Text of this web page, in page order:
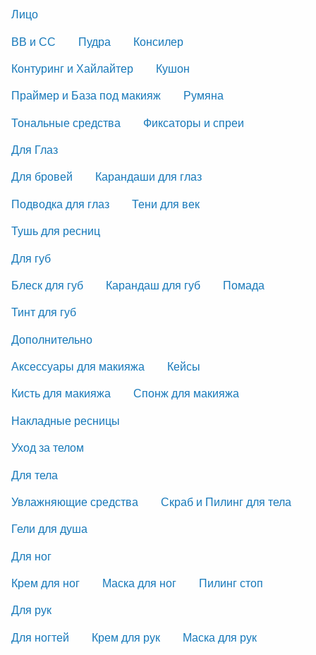
Лицо
ВВ и СС
Пудра
Консилер
Контуринг и Хайлайтер
Кушон
Праймер и База под макияж
Румяна
Тональные средства
Фиксаторы и спреи
Для Глаз
Для бровей
Карандаши для глаз
Подводка для глаз
Тени для век
Тушь для ресниц
Для губ
Блеск для губ
Карандаш для губ
Помада
Тинт для губ
Дополнительно
Аксессуары для макияжа
Кейсы
Кисть для макияжа
Спонж для макияжа
Накладные ресницы
Уход за телом
Для тела
Увлажняющие средства
Скраб и Пилинг для тела
Гели для душа
Для ног
Крем для ног
Маска для ног
Пилинг стоп
Для рук
Для ногтей
Крем для рук
Маска для рук